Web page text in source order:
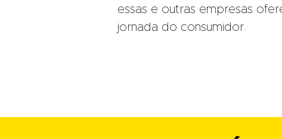
essas e outras empresas
jornada do consumidor.